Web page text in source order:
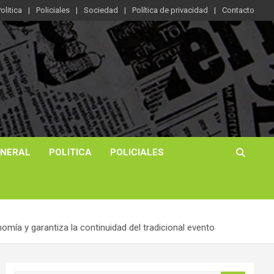
Policiales Sociedad Política de privacidad Contacto
POLITICA POLICIALES
y garantiza la continuidad del tradicional evento